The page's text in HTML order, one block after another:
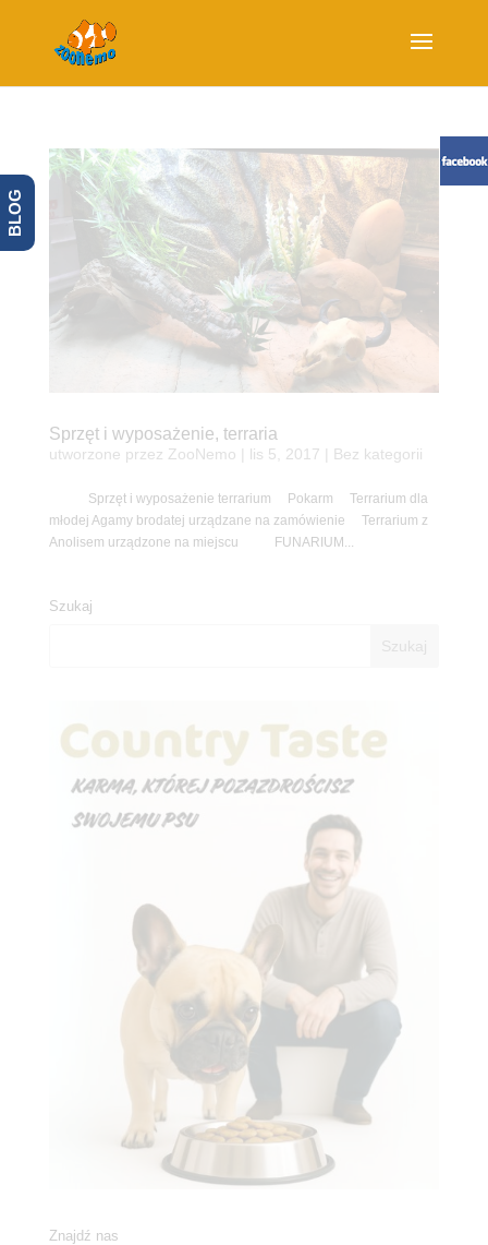
Sprzęt i wyposażenie, terraria
utworzone przez ZooNemo lis 5, 2017 | Bez kategorii
Sprzęt i wyposażenie terrarium Pokarm Terrarium dla
młodej Agamy brodatej urządzane na zamówienie Terrarium z
Anolisem urządzone na miejscu FUNARIUM...
Szukaj
Znajdź nas
BLOG